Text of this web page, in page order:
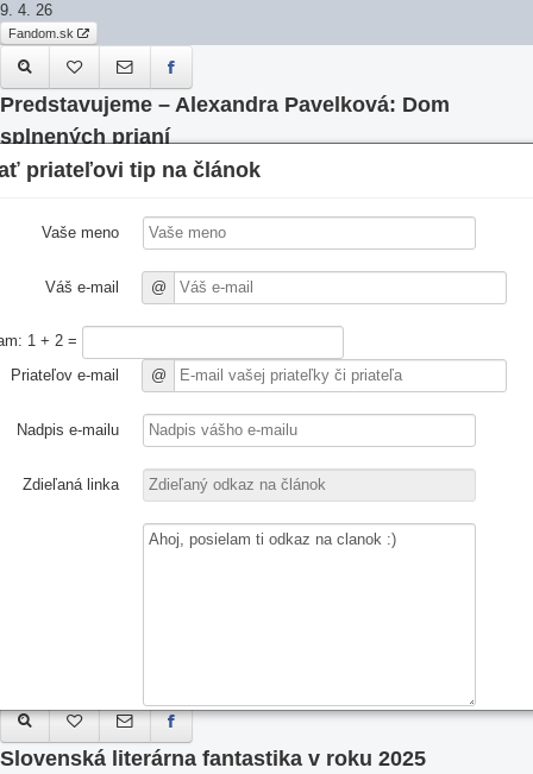
9. 4. 26
Fandom.sk
Predstavujeme – Alexandra Pavelková: Dom
splnených prianí
Vo vydavateľstve Slovart v týchto dňoch vyšla temná urban fantasy Dom
1. 4. 26
Recenzia - War Machine (film)
Novinkou na Netflixe je chlapský film, ktorý chce diváka presvedčiť, že
19. 3. 26
Recenzia - Brandon Sanderson: Mistborn - Prameň
Slovenská literárna fantastika v roku 2025
Nadpis článku
priateľovi tip na článok
Vaše meno
Váš e-mail @
1 + 2 =
Priateľov e-mail
@
Nadpis e-mailu
Zdieľaná linka